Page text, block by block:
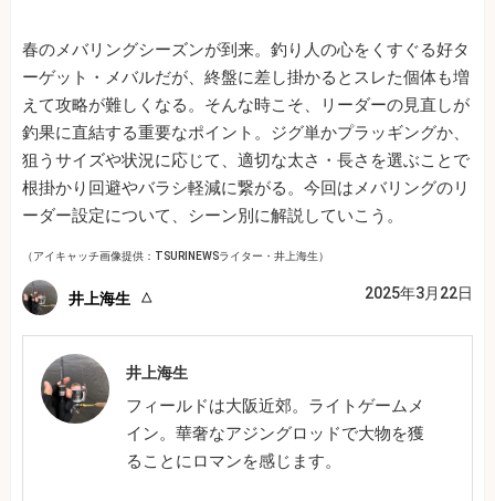
春のメバリングシーズンが到来。釣り人の心をくすぐる好タ
ーゲット・メバルだが、終盤に差し掛かるとスレた個体も増
えて攻略が難しくなる。そんな時こそ、リーダーの見直しが
釣果に直結する重要なポイント。ジグ単かプラッギングか、
狙うサイズや状況に応じて、適切な太さ・長さを選ぶことで
根掛かり回避やバラシ軽減に繋がる。今回はメバリングのリ
ーダー設定について、シーン別に解説していこう。
（アイキャッチ画像提供：TSURINEWSライター・井上海生）
井上海生 2025年3月22日
井上海生
フィールドは大阪近郊。ライトゲームメ
イン。華奢なアジングロッドで大物を獲
ることにロマンを感じます。